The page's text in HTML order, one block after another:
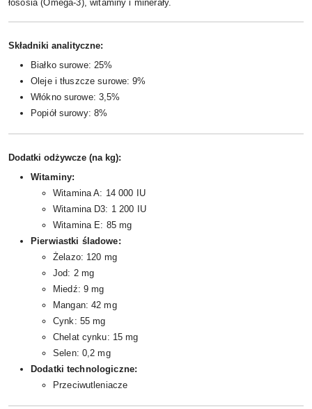
łososia (Omega-3), witaminy i minerały.
Składniki analityczne:
Białko surowe: 25%
Oleje i tłuszcze surowe: 9%
Włókno surowe: 3,5%
Popiół surowy: 8%
Dodatki odżywcze (na kg):
Witaminy:
Witamina A: 14 000 IU
Witamina D3: 1 200 IU
Witamina E: 85 mg
Pierwiastki śladowe:
Żelazo: 120 mg
Jod: 2 mg
Miedź: 9 mg
Mangan: 42 mg
Cynk: 55 mg
Chelat cynku: 15 mg
Selen: 0,2 mg
Dodatki technologiczne:
Przeciwutleniacze